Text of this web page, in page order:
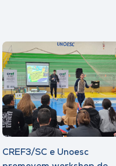
CREF3/SC e Unoesc